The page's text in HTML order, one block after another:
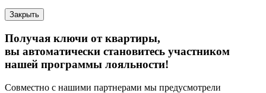
Закрыть
Получая ключи от квартиры,
вы автоматически становитесь участником
нашей программы лояльности!
Совместно с нашими партнерами мы предусмотрели